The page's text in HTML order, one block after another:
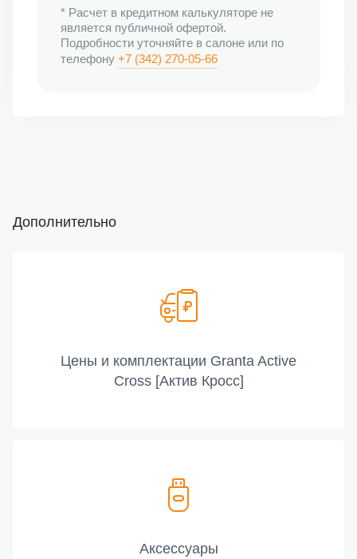
* Расчет в кредитном калькуляторе не
является публичной офертой.
Подробности уточняйте в салоне или по
телефону +7 (342) 270-05-66
Дополнительно
Цены и комплектации Granta Active
Cross [Актив Кросс]
Аксессуары